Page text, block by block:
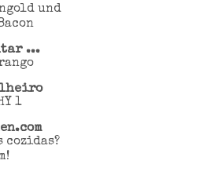
und
...
1
cozidas?